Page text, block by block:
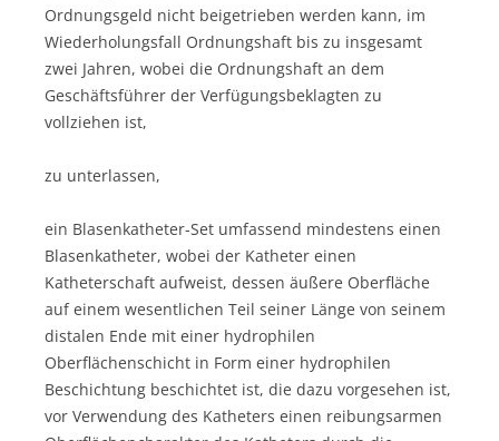
Ordnungsgeld nicht beigetrieben werden kann, im
Wiederholungsfall Ordnungshaft bis zu insgesamt
zwei Jahren, wobei die Ordnungshaft an dem
Geschäftsführer der Verfügungsbeklagten zu
vollziehen ist,
zu unterlassen,
ein Blasenkatheter-Set umfassend mindestens einen
Blasenkatheter, wobei der Katheter einen
Katheterschaft aufweist, dessen äußere Oberfläche
auf einem wesentlichen Teil seiner Länge von seinem
distalen Ende mit einer hydrophilen
Oberflächenschicht in Form einer hydrophilen
Beschichtung beschichtet ist, die dazu vorgesehen ist,
vor Verwendung des Katheters einen reibungsarmen